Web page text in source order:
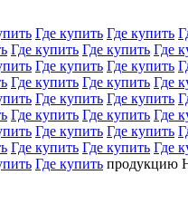
Где купить Где купить
Где купить Где купить Где
Где купить Где купить
Где купить Где купить Где
Где купить Где купить
Где купить Где купить Где
Где купить Где купить
Где купить Где купить Где
Где купить продукцию